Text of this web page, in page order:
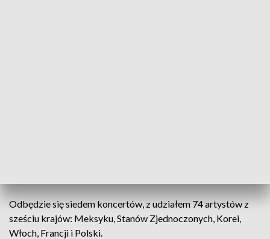
Odbędzie się siedem koncertów, z udziałem 74 artystów z
sześciu krajów: Meksyku, Stanów Zjednoczonych, Korei,
Włoch, Francji i Polski.